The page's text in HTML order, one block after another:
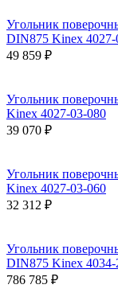
Угольник
DIN875 Kinex 4027-
49 859 ₽
Угольник
Kinex 4027-03-080
39 070 ₽
Угольник
Kinex 4027-03-060
32 312 ₽
Угольник
DIN875 Kinex 4034-
786 785 ₽